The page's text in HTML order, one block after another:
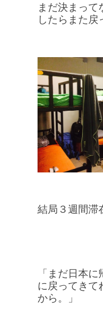
まだ決まっ
したらまた戻
結局３週間滞
「まだ日本
に戻ってきて
から。」